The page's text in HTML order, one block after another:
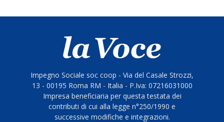
Impegno Sociale soc coop - Via del Casale Strozzi,
13 - 00195 Roma RM - Italia - P.Iva: 07216031000
Impresa beneficiaria per questa testata dei
contributi di cui alla legge n°250/1990 e
successive modifiche e integrazioni.